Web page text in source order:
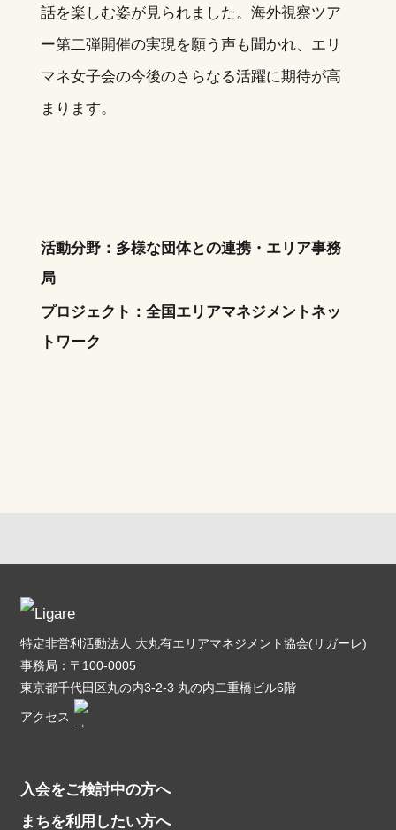
話を楽しむ姿が見られました。海外視察ツア
ー第二弾開催の実現を願う声も聞かれ、エリ
マネ女子会の今後のさらなる活躍に期待が高
まります。
活動分野：多様な団体との連携・エリア事務
局
プロジェクト： 全国エリアマネジメントネッ
トワーク
特定非営利活動法人 大丸有エリアマネジメント協会(リガーレ)
事務局：〒100-0005
東京都千代田区丸の内3-2-3 丸の内二重橋ビル6階
アクセス
入会をご検討中の方へ
まちを利用したい方へ